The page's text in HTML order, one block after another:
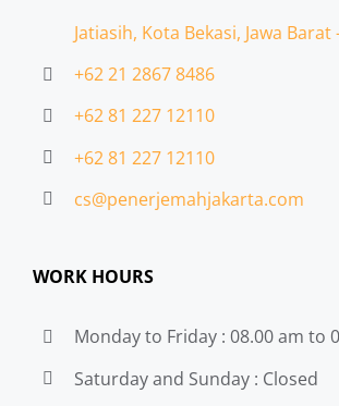
Jatiasih, Kota Bekasi, Jawa Barat
+62 21 2867 8486
+62 81 227 12110
+62 81 227 12110
cs@penerjemahjakarta.com
WORK HOURS
Monday to Friday : 08.00 am to
Saturday and Sunday : Closed